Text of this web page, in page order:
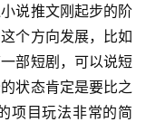
说推文刚起步的阶
个方向发展，比如
部短剧，可以说短
状态肯定是要比之
项目玩法非常的简